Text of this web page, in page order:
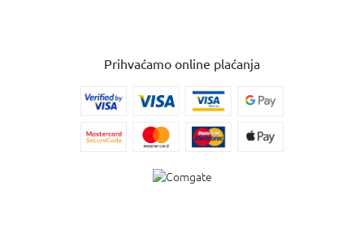
Prihvaćamo online plaćanja